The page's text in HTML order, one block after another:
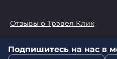
Отзывы о Трэвел Клик
© 2026 Трэвел Клик
Подпишитесь на нас в